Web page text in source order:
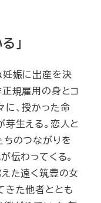
」
妊娠に出産を決
規雇用の身とコ
、授かった命
生える。恋人と
のつながりを
伝わってくる。
た遠く筑豊の女
きた他者ととも